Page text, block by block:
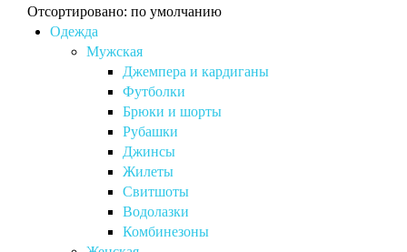
Отсортировано: по умолчанию
Одежда
Мужская
Джемпера и кардиганы
Футболки
Брюки и шорты
Рубашки
Джинсы
Жилеты
Свитшоты
Водолазки
Комбинезоны